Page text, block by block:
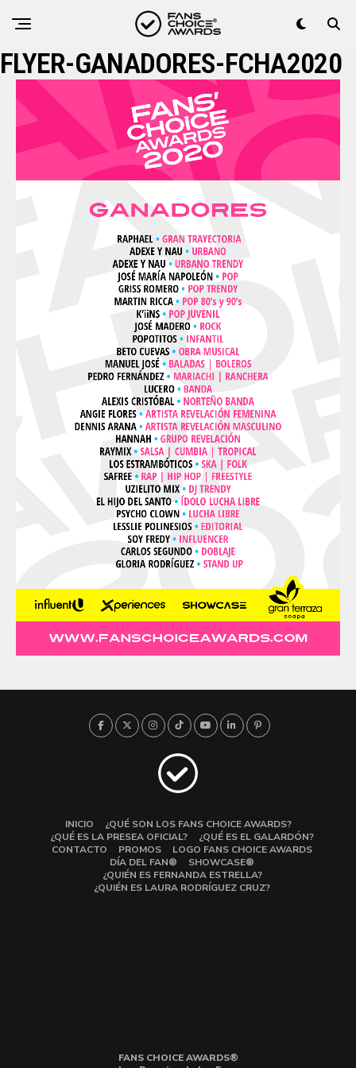
FLYER-GANADORES-FCHA2020
INICIO
¿QUÉ SON LOS FANS CHOICE AWARDS?
¿QUÉ ES LA PRESEA OFICIAL?
¿QUÉ ES EL GALARDÓN?
CONTACTO
PROMOS
LOGO FANS CHOICE AWARDS
DÍA DEL FAN®
SHOWCASE®
¿QUIÉN ES FERNANDA ESTRELLA?
¿QUIÉN ES LAURA RODRÍGUEZ CRUZ?
FANS CHOICE AWARDS®